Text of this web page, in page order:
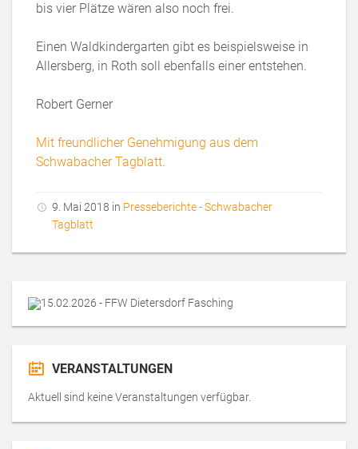
bis vier Plätze wären also noch frei.
Einen Waldkindergarten gibt es beispielsweise in
Allersberg, in Roth soll ebenfalls einer entstehen.
Robert Gerner
Mit freundlicher Genehmigung aus dem
Schwabacher Tagblatt.
9. Mai 2018 in Presseberichte - Schwabacher
Tagblatt
VERANSTALTUNGEN
Aktuell sind keine Veranstaltungen verfügbar.